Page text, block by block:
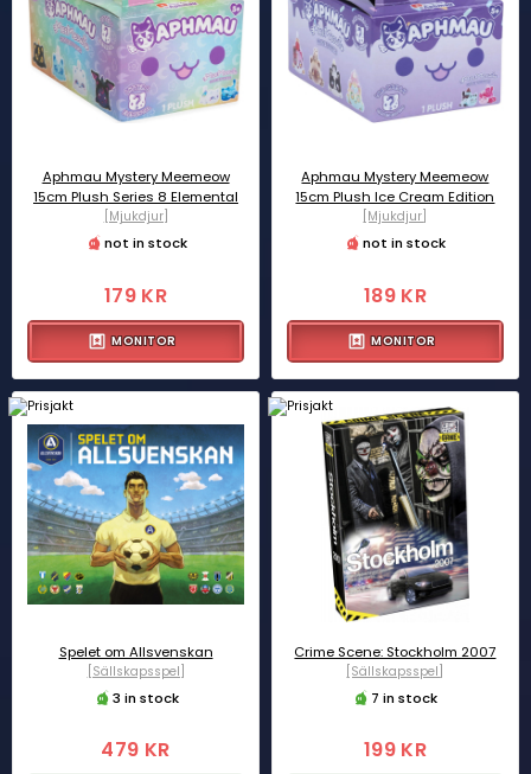
Aphmau Mystery Meemeow
15cm Plush Series 8 Elemental
[Mjukdjur]
not in stock
179 KR
MONITOR
Aphmau Mystery Meemeow
15cm Plush Ice Cream Edition
[Mjukdjur]
not in stock
189 KR
MONITOR
Spelet om Allsvenskan
[Sällskapsspel]
3 in stock
479 KR
Crime Scene: Stockholm 2007
[Sällskapsspel]
7 in stock
199 KR